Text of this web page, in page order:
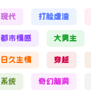
现代 打脸虐渣
都市情感 大男主
日久生情 穿越
系统 奇幻脑洞